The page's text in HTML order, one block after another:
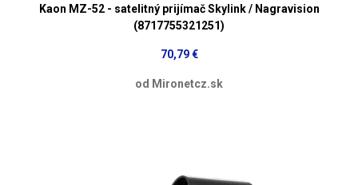
Kaon MZ-52 - satelitný prijímač Skylink / Nagravision
(8717755321251)
70,79 €
od Mironetcz.sk